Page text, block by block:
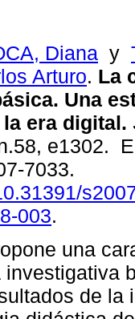
Diana y
Arturo. La
Una
era digital.
e1302.
7033.
003.
una
investigativa
de la